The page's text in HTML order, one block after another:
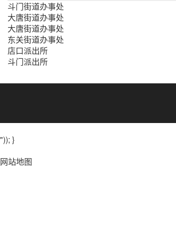
斗门街道办事处
大唐街道办事处
大唐街道办事处
东关街道办事处
店口派出所
斗门派出所
")); }
网站地图